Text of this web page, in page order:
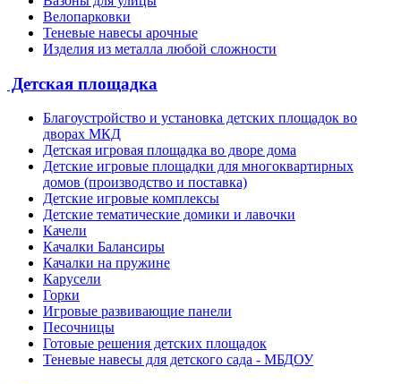
Велопарковки
Теневые навесы арочные
Изделия из металла любой сложности
Детская площадка
Благоустройство и установка детских площадок во
дворах МКД
Детская игровая площадка во дворе дома
Детские игровые площадки для многоквартирных
домов (производство и поставка)
Детские игровые комплексы
Детские тематические домики и лавочки
Качели
Качалки Балансиры
Качалки на пружине
Карусели
Горки
Игровые развивающие панели
Песочницы
Готовые решения детских площадок
Теневые навесы для детского сада - МБДОУ